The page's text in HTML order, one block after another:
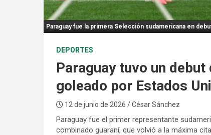
Paraguay fue la primera Selección sudamericana en
DEPORTES
Paraguay tuvo un
goleado por Estados
12 de junio de 2026 / César Sánchez
Paraguay fue el primer representante
combinado guaraní, que volvió a la máxima